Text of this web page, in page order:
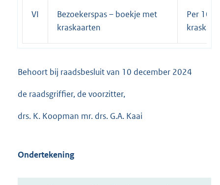
VI
Bezoekerspas – boekje met
kraskaarten
Per 10
Behoort bij raadsbesluit van 10 december 2024
de raadsgriffier, de voorzitter,
drs. K. Koopman mr. drs. G.A. Kaai
Ondertekening